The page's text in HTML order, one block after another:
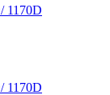
1170D
1170D